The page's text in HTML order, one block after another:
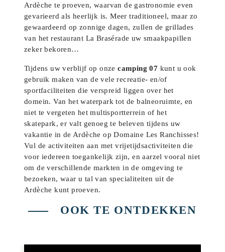
Ardèche te proeven, waarvan de gastronomie even
gevarieerd als heerlijk is. Meer traditioneel, maar zo
gewaardeerd op zonnige dagen, zullen de grillades
van het restaurant La Brasérade uw smaakpapillen
zeker bekoren…
Tijdens uw verblijf op onzecamping 07 kunt u ook
gebruik maken van de vele recreatie- en/of
sportfaciliteiten die verspreid liggen over het
domein. Van het waterpark tot de balneoruimte, en
niet te vergeten het multisportterrein of het
skatepark, er valt genoeg te beleven tijdens uw
vakantie in de Ardèche op Domaine Les Ranchisses!
Vul de activiteiten aan met vrijetijdsactiviteiten die
voor iedereen toegankelijk zijn, en aarzel vooral niet
om de verschillende markten in de omgeving te
bezoeken, waar u tal van specialiteiten uit de
Ardèche kunt proeven.
OOK TE ONTDEKKEN